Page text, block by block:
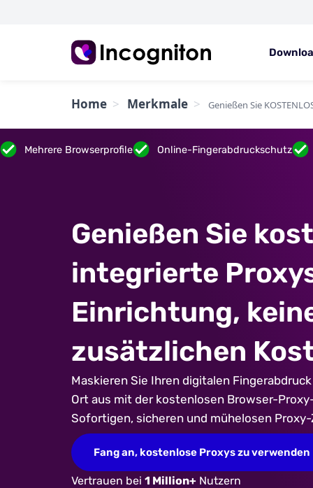
Home Merkmale Genießen Sie
Mehrere Browserprofile Online-Fingerabdruckschutz
Genießen Sie
integrierte
Einrichtung,
zusätzlichen
Maskieren Sie Ihren digitalen
Ort aus mit der kostenlosen Browser-
Sofortigen, sicheren und mühelosen
Fang an, kostenlose Proxys zu verwenden
Vertrauen bei 1 Million+ Nutzern